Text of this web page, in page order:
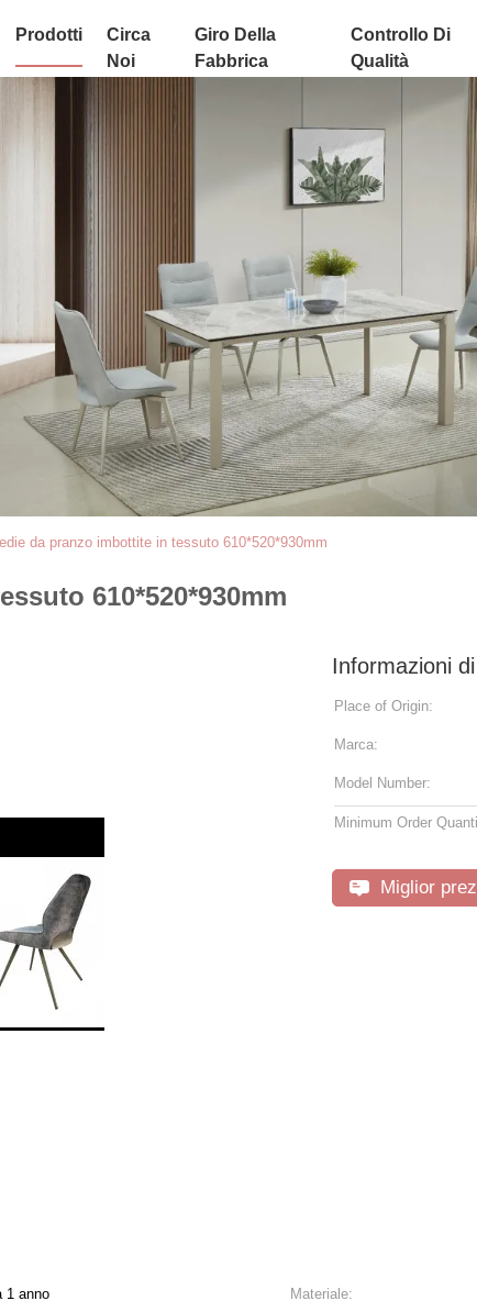
Prodotti
Circa
Noi
Giro Della
Fabbrica
Controllo Di
Qualità
da pranzo imbottite in tessuto 610*520*930mm
610*520*930mm
Informazioni
Place of Origin:
Marca:
Model Number:
Minimum Order
Miglior
1 anno Materiale: